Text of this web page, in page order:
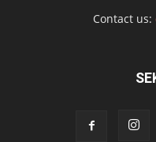
Contact us: